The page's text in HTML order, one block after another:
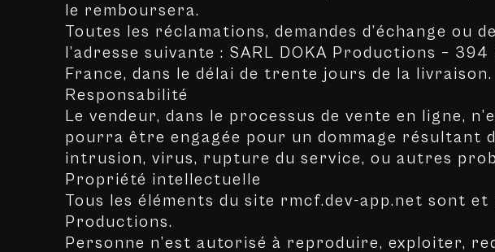
le remboursera.
Toutes les réclamations, demandes d’échange
l’adresse suivante : SARL DOKA Productions –
France, dans le délai de trente jours de la livraison.
Responsabilité
Le vendeur, dans le processus de vente en ligne,
pourra être engagée pour un dommage résultant
intrusion, virus, rupture du service, ou autres
Propriété intellectuelle
Tous les éléments du site rmcf.dev-app.net sont
Productions.
Personne n’est autorisé à reproduire, exploiter,